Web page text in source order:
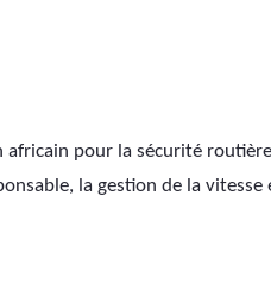
africain pour la sécurité
la gestion de la vitesse